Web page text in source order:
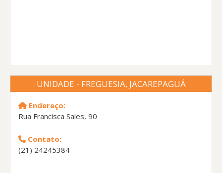
UNIDADE - FREGUESIA, JACAREPAGUÁ
Endereço:
Rua Francisca Sales, 90
Contato:
(21) 24245384